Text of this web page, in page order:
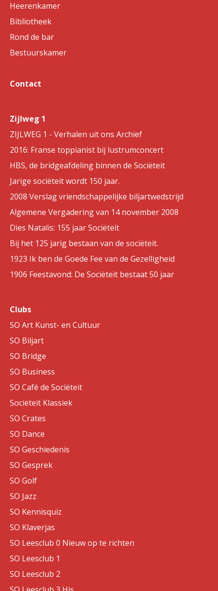
Heerenkamer
Bibliotheek
Rond de bar
Bestuurskamer
Contact
Zijlweg 1
ZIJLWEG 1 - Verhalen uit ons Archief
2016: Franse toppianist bij lustrumconcert
HBS, de bridgeafdeling binnen de Sociëteit
Jarige sociëteit wordt 150 jaar.
2008 Verslag vriendschappelijke biljartwedstrijd
Algemene Vergadering van 14 november 2008
Dies Natalis: 155 jaar Sociëteit
Bij het 125 jarig bestaan van de sociëteit.
1923 Ik ben de Goede Fee van de Gezelligheid
1906 Feestavond: De Sociëteit bestaat 50 jaar
Clubs
SO Art Kunst- en Cultuur
SO Biljart
SO Bridge
SO Business
SO Café de Sociëteit
Sociëteit Klassiek
SO Crates
SO Dance
SO Geschiedenis
SO Gesprek
SO Golf
SO Jazz
SO Kennisquiz
SO Klaverjas
SO Leesclub 0 Nieuw op te richten
SO Leesclub 1
SO Leesclub 2